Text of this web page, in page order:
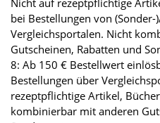
Nicht auf rezeptpflichtige
bei Bestellungen von (Sonder-
Vergleichsportalen. Nicht
Gutscheinen, Rabatten und
8: Ab 150 € Bestellwert
Bestellungen über
rezeptpflichtige Artikel,
kombinierbar mit anderen